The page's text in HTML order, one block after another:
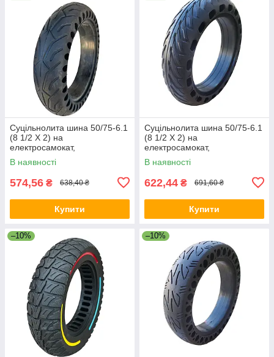
Суцільнолита шина 50/75-6.1
(8 1/2 X 2) на
електросамокат,
АНТИПРОКОЛЬНА
В наявності
574,56 ₴ 638,40 ₴
Купити
Суцільнолита шина 50/75-6.1
(8 1/2 X 2) на
електросамокат,
АНТИПРОКОЛЬНА
В наявності
622,44 ₴ 691,60 ₴
Купити
–10% –10%